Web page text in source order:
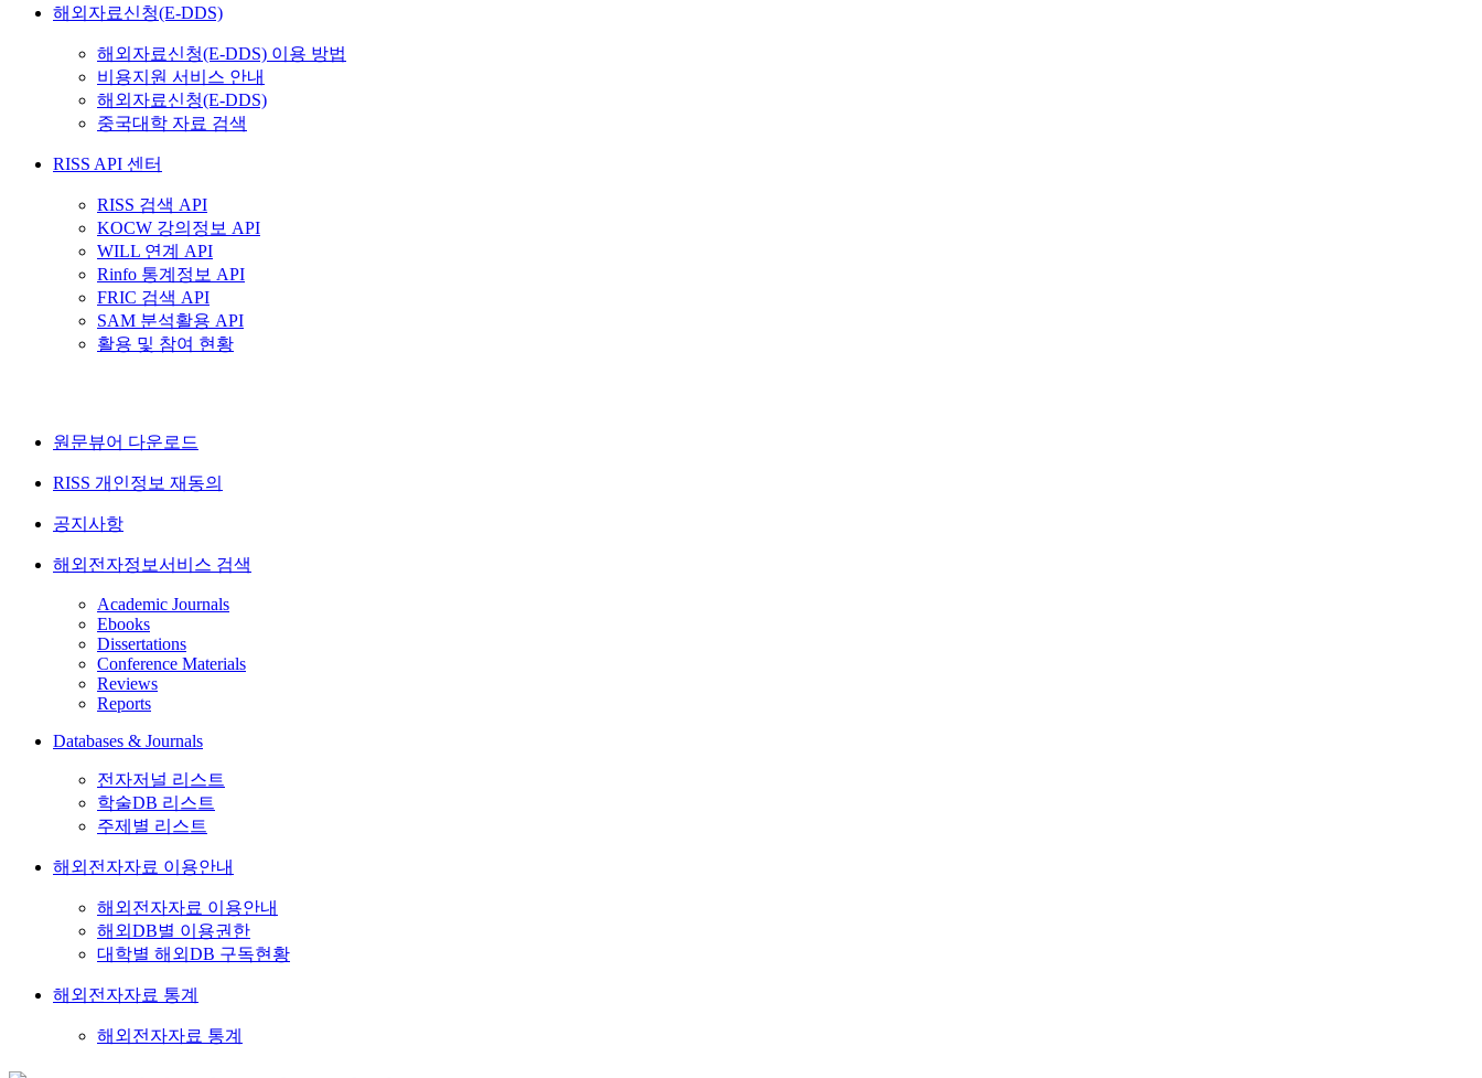
해외자료신청(E-DDS)
해외자료신청(E-DDS) 이용 방법
비용지원 서비스 안내
해외자료신청(E-DDS)
중국대학 자료 검색
RISS API 센터
RISS 검색 API
KOCW 강의정보 API
WILL 연계 API
Rinfo 통계정보 API
FRIC 검색 API
SAM 분석활용 API
활용 및 참여 현황
원문뷰어 다운로드
RISS 개인정보 재동의
공지사항
해외전자정보서비스 검색
Academic Journals
Ebooks
Dissertations
Conference Materials
Reviews
Reports
Databases & Journals
전자저널 리스트
학술DB 리스트
주제별 리스트
해외전자자료 이용안내
해외전자자료 이용안내
해외DB별 이용권한
대학별 해외DB 구독현황
해외전자자료 통계
해외전자자료 통계